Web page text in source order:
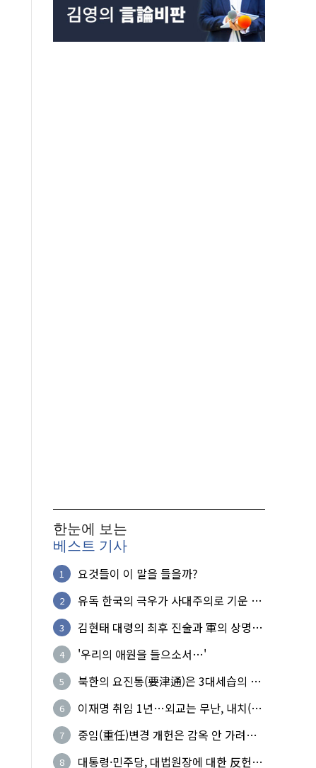
한눈에 보는
베스트 기사
1 요것들이 이 말을 들을까?
2
유독 한국의 극우가 사대주의로 기운 이
3
김현태 대령의 최후 진술과 軍의 상명하
4 '우리의 애원을 들으소서…'
5
북한의 요진통(要津通)은 3대세습의 사
6
이재명 취임 1년…외교는 무난, 내치(內
7
중임(重任)변경 개헌은 감옥 안 가려는
8 대통령·민주당, 대법원장에 대한 反헌